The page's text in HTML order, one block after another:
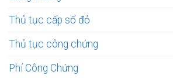
Thủ tục cấp sổ đỏ
Thủ tục công chứng
Phí Công Chứng